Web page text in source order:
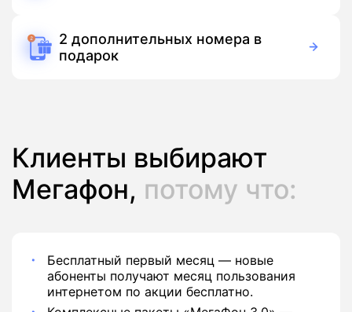
2 дополнительных номера в
подарок
Клиенты выбирают
Мегафон, потому что:
Бесплатный первый месяц — новые
абоненты получают месяц пользования
интернетом по акции бесплатно.